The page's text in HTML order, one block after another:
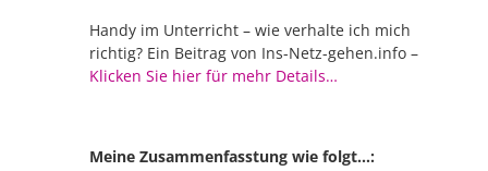
Handy im Unterricht – wie verhalte ich mich
richtig? Ein Beitrag von Ins-Netz-gehen.info –
Klicken Sie hier für mehr Details…
Meine Zusammenfasstung wie folgt…: